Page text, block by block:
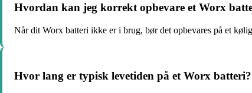
Hvordan kan jeg korrekt opbevare et Worx
Når dit Worx batteri ikke er i brug, bør det opbevares på et
Hvor lang er typisk levetiden på et Worx batteri?